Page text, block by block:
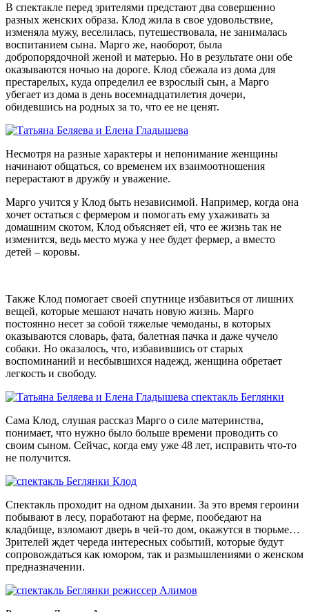
В спектакле перед зрителями предстают два совершенно
разных женских образа. Клод жила в свое удовольствие,
изменяла мужу, веселилась, путешествовала, не занималась
воспитанием сына. Марго же, наоборот, была
добропорядочной женой и матерью. Но в результате они обе
оказываются ночью на дороге. Клод сбежала из дома для
престарелых, куда определил ее взрослый сын, а Марго
убегает из дома в день восемнадцатилетия дочери,
обидевшись на родных за то, что ее не ценят.
Несмотря на разные характеры и непонимание женщины
начинают общаться, со временем их взаимоотношения
перерастают в дружбу и уважение.
Марго учится у Клод быть независимой. Например, когда она
хочет остаться с фермером и помогать ему ухаживать за
домашним скотом, Клод объясняет ей, что ее жизнь так не
изменится, ведь место мужа у нее будет фермер, а вместо
детей – коровы.
Также Клод помогает своей спутнице избавиться от лишних
вещей, которые мешают начать новую жизнь. Марго
постоянно несет за собой тяжелые чемоданы, в которых
оказываются словарь, фата, балетная пачка и даже чучело
собаки. Но оказалось, что, избавившись от старых
воспоминаний и несбывшихся надежд, женщина обретает
легкость и свободу.
Сама Клод, слушая рассказ Марго о силе материнства,
понимает, что нужно было больше времени проводить со
своим сыном. Сейчас, когда ему уже 48 лет, исправить что-то
не получится.
Спектакль проходит на одном дыхании. За это время героини
побывают в лесу, поработают на ферме, пообедают на
кладбище, взломают дверь в чей-то дом, окажутся в тюрьме…
Зрителей ждет череда интересных событий, которые будут
сопровождаться как юмором, так и размышлениями о женском
предназначении.